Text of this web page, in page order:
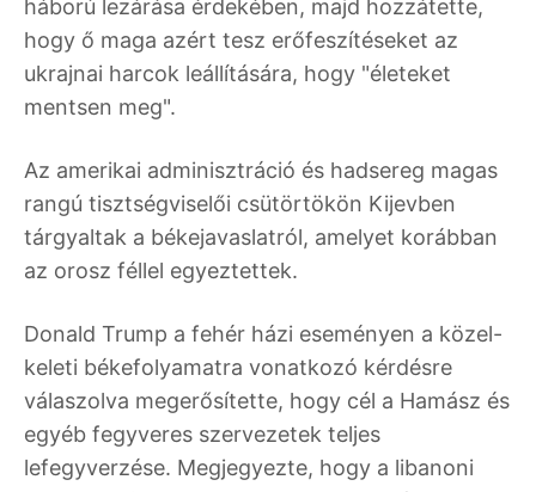
háború lezárása érdekében, majd hozzátette,
hogy ő maga azért tesz erőfeszítéseket az
ukrajnai harcok leállítására, hogy "életeket
mentsen meg".
Az amerikai adminisztráció és hadsereg magas
rangú tisztségviselői csütörtökön Kijevben
tárgyaltak a békejavaslatról, amelyet korábban
az orosz féllel egyeztettek.
Donald Trump a fehér házi eseményen a közel-
keleti békefolyamatra vonatkozó kérdésre
válaszolva megerősítette, hogy cél a Hamász és
egyéb fegyveres szervezetek teljes
lefegyverzése. Megjegyezte, hogy a libanoni